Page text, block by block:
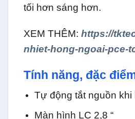
tối hơn sáng hơn.
XEM THÊM: https://
nhiet-hong-ngoai-pce-
Tính năng, đặc
Tự động tắt nguồn
Màn hình LC 2,8 “